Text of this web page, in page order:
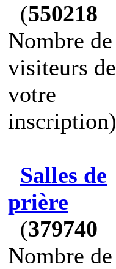
(550218
Nombre de
visiteurs de
votre
inscription)
Salles de
prière
(379740
Nombre de